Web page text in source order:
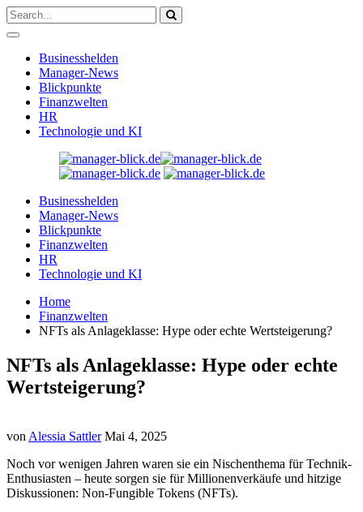
Businesshelden
Manager-News
Blickpunkte
Finanzwelten
HR
Technologie und KI
Businesshelden
Manager-News
Blickpunkte
Finanzwelten
HR
Technologie und KI
Home
Finanzwelten
NFTs als Anlageklasse: Hype oder echte Wertsteigerung?
NFTs als Anlageklasse: Hype oder echte
Wertsteigerung?
von Alessia Sattler Mai 4, 2025
Noch vor wenigen Jahren waren sie ein Nischenthema für Technik-
Enthusiasten – heute sorgen sie für Millionenverkäufe und hitzige
Diskussionen: Non-Fungible Tokens (NFTs).